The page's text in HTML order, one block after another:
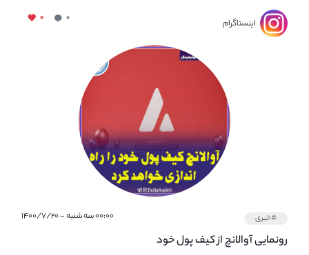
اینستاگرام ۰ ۰
#خبری ۰۰:۰۰ سه شنبه - ۱۴۰۰/۷/۲۰
رونمایی آوالانچ از کیف پول خود